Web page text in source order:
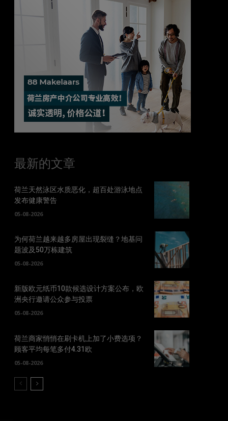
最新的文章
荷兰天然泳区水质恶化，超百处游泳地点
发布健康警告
05-08-2026
为何荷兰越来越多房屋出现裂缝？地基问
题波及50万栋建筑
05-08-2026
新版欧元纸币10款候选设计方案公布，欧
洲央行邀请公众参与投票
05-08-2026
荷兰商家悄悄在刷卡机上加了小费选项？
顾客平均每笔多付4.31欧
05-08-2026